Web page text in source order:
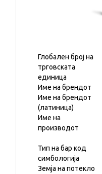
Глобален број на
трговската
единица
Име на брендот
Име на брендот
(латиница)
Име на
производот
Тип на бар код
симбологија
Земја на потекло